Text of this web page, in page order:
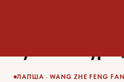
ЛАПША · WANG ZHE FENG FAN